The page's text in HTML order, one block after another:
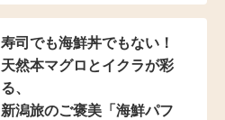
寿司でも海鮮丼でもない！
天然本マグロとイクラが彩
る、
新潟旅のご褒美「海鮮パフ